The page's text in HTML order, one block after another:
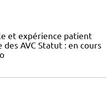
et expérience patient
AVC Statut : en cours